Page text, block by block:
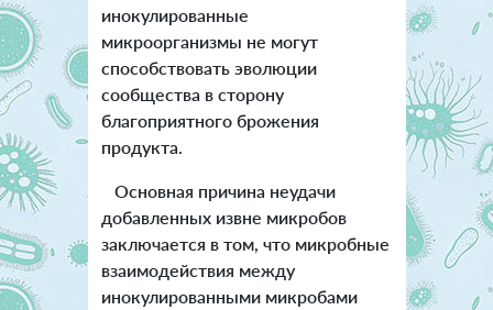
инокулированные
микроорганизмы не могут
способствовать эволюции
сообщества в сторону
благоприятного брожения
продукта.
Основная причина неудачи
добавленных извне микробов
заключается в том, что микробные
взаимодействия между
инокулированными микробами